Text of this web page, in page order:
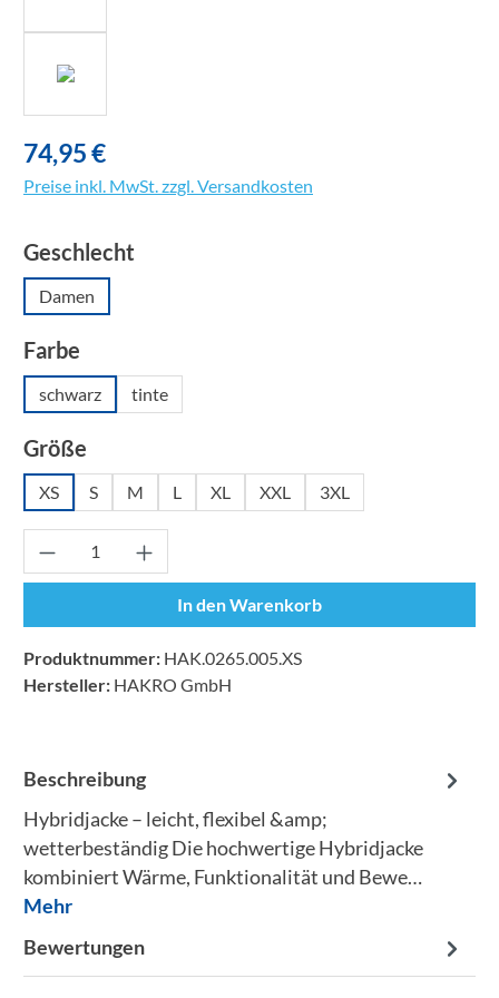
74,95 €
Preise inkl. MwSt. zzgl. Versandkosten
Geschlecht
Damen
Farbe
schwarz tinte
Größe
XS S M L XL XXL 3XL
Produkt Anzahl: Gib den gewünschten
In den Warenkorb
Produktnummer: HAK.0265.005.XS
Hersteller: HAKRO GmbH
Beschreibung
Hybridjacke – leicht, flexibel &amp;
wetterbeständig Die hochwertige Hybridjacke
kombiniert Wärme, Funktionalität und Bewe…
Mehr
Bewertungen